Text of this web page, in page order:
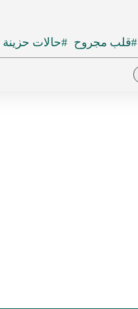
#قلب مجروح #حالات حزينة